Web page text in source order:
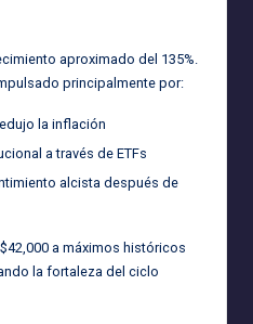
aproximado del 135%.
principalmente por:
la inflación
a través de ETFs
alcista después de
a máximos históricos
la fortaleza del ciclo